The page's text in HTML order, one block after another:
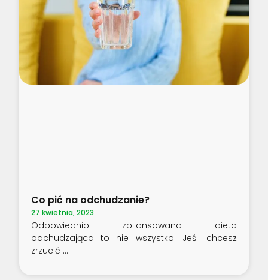
Co pić na odchudzanie?
27 kwietnia, 2023
Odpowiednio zbilansowana dieta
odchudzająca to nie wszystko. Jeśli chcesz
zrzucić